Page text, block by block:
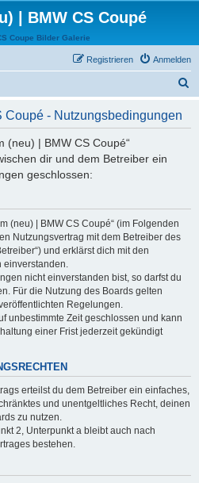
| BMW CS Coupé
Coupe Bilder Galerie
Anmelden
Registrieren
Coupé - Nutzungsbedingungen
(neu) | BMW CS Coupé“
dir und dem Betreiber ein
geschlossen:
(neu) | BMW CS Coupé“ (im Folgenden
Nutzungsvertrag mit dem Betreiber des
und erklärst dich mit den
einverstanden.
nicht einverstanden bist, so darfst du
Für die Nutzung des Boards gelten
Regelungen.
unbestimmte Zeit geschlossen und kann
einer Frist jederzeit gekündigt
erteilst du dem Betreiber ein einfaches,
und unentgeltliches Recht, deinen
zu nutzen.
2, Unterpunkt a bleibt auch nach
bestehen.